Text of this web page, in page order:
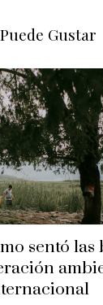
Gustar
sentó las